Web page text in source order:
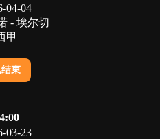
04-04
- 埃尔切
甲
结束
03-23